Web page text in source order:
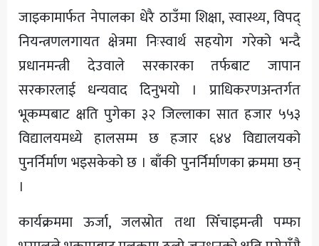
जाइकामार्फत नेपालका धेरै ठाउँमा शिक्षा, स्वास्थ्य, विपद्
नियन्त्रणलगायत क्षेत्रमा निःस्वार्थ सहयोग गरेको भन्दै
प्रधानमन्त्री देउवाले सरकारका तर्फबाट जापान
सरकारलाई धन्यवाद दिनुभयो । प्राधिकरणअन्तर्गत
भूकम्पबाट क्षति पुगेका ३२ जिल्लाका सात हजार ५५३
विद्यालयमध्ये हालसम्म छ हजार ६४४ विद्यालयको
पुनर्निर्माण भइसकेको छ । बाँकी पुनर्निर्माणका क्रममा छन्
।
कार्यक्रममा ऊर्जा, जलस्रोत तथा सिँचाइमन्त्री पम्फा